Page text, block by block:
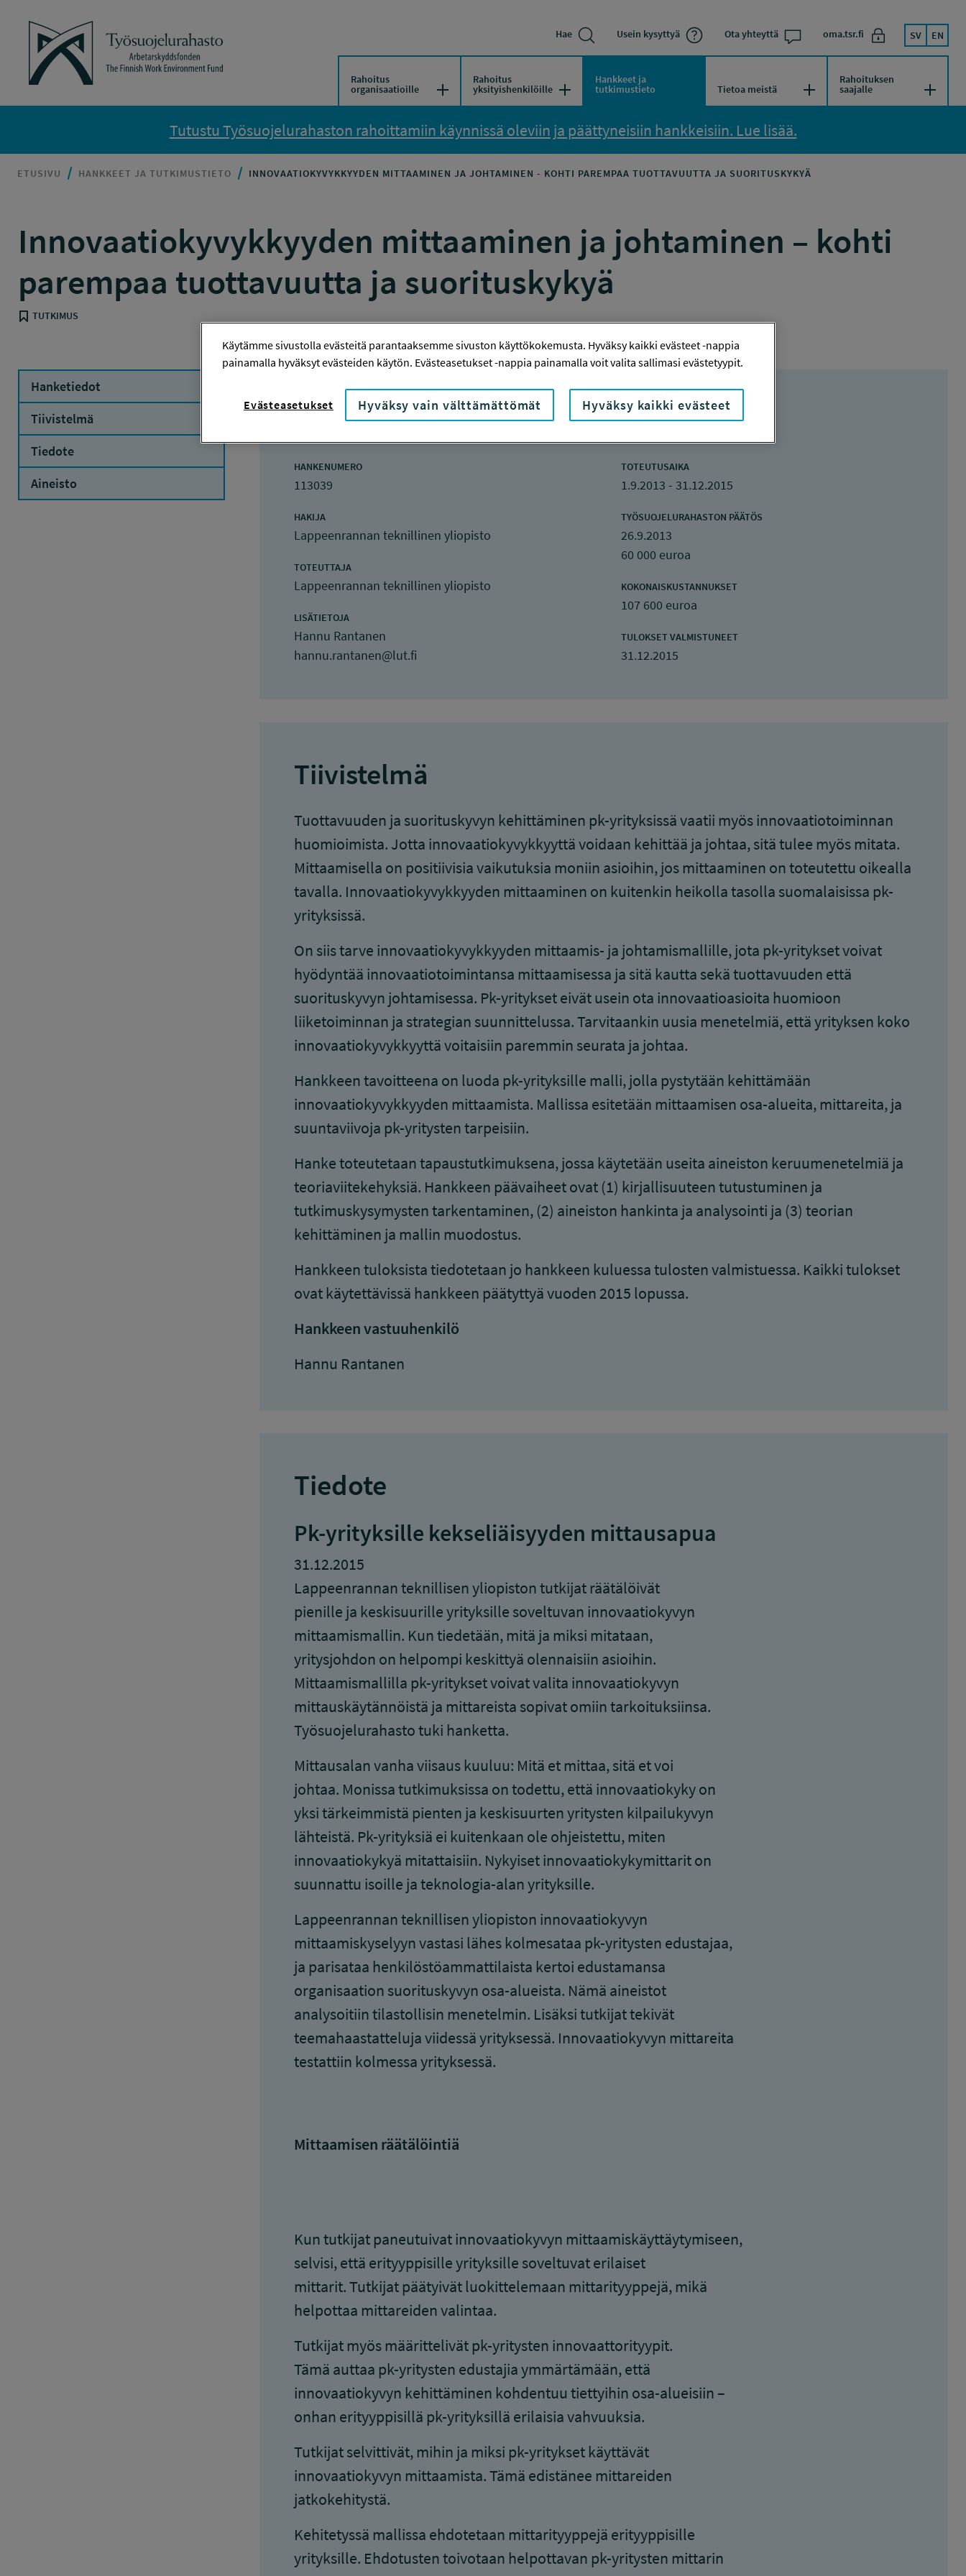
Työsuojelurahasto
Hae Usein kysyttyä Ota yhteyttä oma.tsr.fi SV EN
Rahoitus
organisaatioille Avaa/Sulje valikko
Rahoitus
yksityishenkilöille Avaa/Sulje valikko
Hankkeet ja
tutkimustieto Tietoa meistä Avaa/Sulje valikko
Rahoituksen
saajalle Avaa/
Tutustu Työsuojelurahaston rahoittamiin käynnissä oleviin ja päättyneisiin hankkeisiin. Lue lisää.
ETUSIVU HANKKEET JA TUTKIMUSTIETO INNOVAATIOKYVYKKYYDEN MITTAAMINEN JA JOHTAMINEN - KOHTI PAREMPAA TUOTTAVUUTTA JA SUORITUSKYKYÄ
Innovaatiokyvykkyyden mittaaminen ja johtaminen – kohti
parempaa tuottavuutta ja suorituskykyä
TUTKIMUS
Hanketiedot
Tiivistelmä
Tiedote
Aineisto
Hanketiedot
HANKENUMERO
113039
HAKIJA
Lappeenrannan teknillinen yliopisto
TOTEUTTAJA
Lappeenrannan teknillinen yliopisto
LISÄTIETOJA
Hannu Rantanen
hannu.rantanen@lut.fi
TOTEUTUSAIKA
1.9.2013 - 31.12.2015
TYÖSUOJELURAHASTON PÄÄTÖS
26.9.2013
60 000 euroa
KOKONAISKUSTANNUKSET
107 600 euroa
TULOKSET VALMISTUNEET
31.12.2015
Tiivistelmä
Tuottavuuden ja suorituskyvyn kehittäminen pk-yrityksissä vaatii myös innovaatiotoiminnan
huomioimista. Jotta innovaatiokyvykkyyttä voidaan kehittää ja johtaa, sitä tulee myös mitata.
Mittaamisella on positiivisia vaikutuksia moniin asioihin, jos mittaaminen on toteutettu oikealla
tavalla. Innovaatiokyvykkyyden mittaaminen on kuitenkin heikolla tasolla suomalaisissa pk-
yrityksissä.
On siis tarve innovaatiokyvykkyyden mittaamis- ja johtamismallille, jota pk-yritykset voivat
hyödyntää innovaatiotoimintansa mittaamisessa ja sitä kautta sekä tuottavuuden että
suorituskyvyn johtamisessa. Pk-yritykset eivät usein ota innovaatioasioita huomioon
liiketoiminnan ja strategian suunnittelussa. Tarvitaankin uusia menetelmiä, että yrityksen koko
innovaatiokyvykkyyttä voitaisiin paremmin seurata ja johtaa.
Hankkeen tavoitteena on luoda pk-yrityksille malli, jolla pystytään kehittämään
innovaatiokyvykkyyden mittaamista. Mallissa esitetään mittaamisen osa-alueita, mittareita, ja
suuntaviivoja pk-yritysten tarpeisiin.
Hanke toteutetaan tapaustutkimuksena, jossa käytetään useita aineiston keruumenetelmiä ja
teoriaviitekehyksiä. Hankkeen päävaiheet ovat (1) kirjallisuuteen tutustuminen ja
tutkimuskysymysten tarkentaminen, (2) aineiston hankinta ja analysointi ja (3) teorian
kehittäminen ja mallin muodostus.
Hankkeen tuloksista tiedotetaan jo hankkeen kuluessa tulosten valmistuessa. Kaikki tulokset
ovat käytettävissä hankkeen päätyttyä vuoden 2015 lopussa.
Hankkeen vastuuhenkilö
Hannu Rantanen
Tiedote
Pk-yrityksille kekseliäisyyden mittausapua
31.12.2015
Lappeenrannan teknillisen yliopiston tutkijat räätälöivät
pienille ja keskisuurille yrityksille soveltuvan innovaatiokyvyn
mittaamismallin. Kun tiedetään, mitä ja miksi mitataan,
yritysjohdon on helpompi keskittyä olennaisiin asioihin.
Mittaamismallilla pk-yritykset voivat valita innovaatiokyvyn
mittauskäytännöistä ja mittareista sopivat omiin tarkoituksiinsa.
Työsuojelurahasto tuki hanketta.
Mittausalan vanha viisaus kuuluu: Mitä et mittaa, sitä et voi
johtaa. Monissa tutkimuksissa on todettu, että innovaatiokyky on
yksi tärkeimmistä pienten ja keskisuurten yritysten kilpailukyvyn
lähteistä. Pk-yrityksiä ei kuitenkaan ole ohjeistettu, miten
innovaatiokykyä mitattaisiin. Nykyiset innovaatiokykymittarit on
suunnattu isoille ja teknologia-alan yrityksille.
Lappeenrannan teknillisen yliopiston innovaatiokyvyn
mittaamiskyselyyn vastasi lähes kolmesataa pk-yritysten edustajaa,
ja parisataa henkilöstöammattilaista kertoi edustamansa
organisaation suorituskyvyn osa-alueista. Nämä aineistot
analysoitiin tilastollisin menetelmin. Lisäksi tutkijat tekivät
teemahaastatteluja viidessä yrityksessä. Innovaatiokyvyn mittareita
testattiin kolmessa yrityksessä.
Mittaamisen räätälöintiä
Kun tutkijat paneutuivat innovaatiokyvyn mittaamiskäyttäytymiseen,
selvisi, että erityyppisille yrityksille soveltuvat erilaiset
mittarit. Tutkijat päätyivät luokittelemaan mittarityyppejä, mikä
helpottaa mittareiden valintaa.
Tutkijat myös määrittelivät pk-yritysten innovaattorityypit.
Tämä auttaa pk-yritysten edustajia ymmärtämään, että
innovaatiokyvyn kehittäminen kohdentuu tiettyihin osa-alueisiin –
onhan erityyppisillä pk-yrityksillä erilaisia vahvuuksia.
Tutkijat selvittivät, mihin ja miksi pk-yritykset käyttävät
innovaatiokyvyn mittaamista. Tämä edistänee mittareiden
jatkokehitystä.
Kehitetyssä mallissa ehdotetaan mittarityyppejä erityyppisille
yrityksille. Ehdotusten toivotaan helpottavan pk-yritysten mittarin
Käytämme sivustolla evästeitä parantaaksemme sivuston käyttökokemusta. Hyväksy kaikki evästeet -nappia
painamalla hyväksyt evästeiden käytön. Evästeasetukset -nappia painamalla voit valita sallimasi evästetyypit.
Hyväksy vain välttämättömät Hyväksy kaikki evästeet
Evästeasetukset